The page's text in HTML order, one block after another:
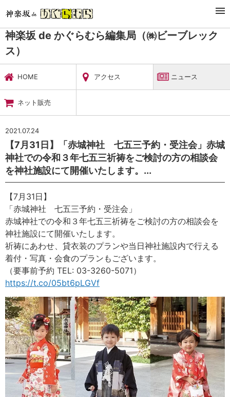
暮らし・娯楽
神楽坂 de かぐらむら編集局（㈱ビーブレックス）
ニュース
神楽坂 de かぐらむら編集局（㈱ビーブレック
ス）
HOME アクセス ニュース
ネット販売
2021.07.24
【7月31日】「赤城神社 七五三予約・受注会」赤城
神社での令和３年七五三祈祷をご検討の方の相談会
を神社施設にて開催いたします。...
【7月31日】
「赤城神社 七五三予約・受注会」
赤城神社での令和３年七五三祈祷をご検討の方の相談会を
神社施設にて開催いたします。
祈祷にあわせ、貸衣装のプランや当日神社施設内で行える
着付・写真・会食のプランもございます。
（要事前予約 TEL: 03-3260-5071）
https://t.co/05bt6pLGVf